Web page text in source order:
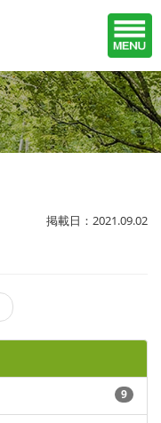
掲載日：2021.09.02
9